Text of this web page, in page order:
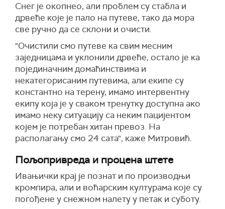
Снег је окопнео, али проблем су стабла и
дрвеће које је пало на путеве, тако да мора
све ручно да се склони и очисти.
"Очистили смо путеве ка свим месним
заједницама и уклонили дрвеће, остало је ка
појединачним домаћинствима и
некатегорисаним путевима, али екипе су
константно на терену, имамо интервентну
екипу која је у сваком тренутку доступна ако
имамо неку ситуацију са неким пацијентом
којем је потребан хитан превоз. На
располагању смо 24 сата", каже Митровић.
Пољопривреда и процена штете
Ивањички крај је познат и по производњи
кромпира, али и воћарским културама које су
погођене у снежном налету у петак и суботу.